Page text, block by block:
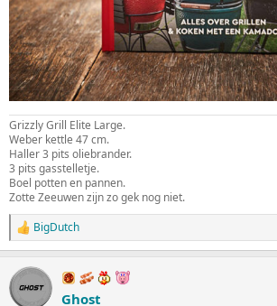
Grizzly Grill Elite Large.
Weber kettle 47 cm.
Haller 3 pits oliebrander.
3 pits gasstelletje.
Boel potten en pannen.
Zotte Zeeuwen zijn zo gek nog niet.
W
a
r
d
BigDutch
Ghost